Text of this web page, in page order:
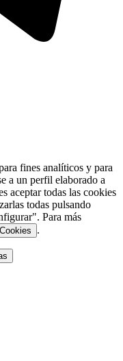
fines analíticos y para
a un perfil elaborado a
aceptar todas las cookies
todas pulsando
Para más
.